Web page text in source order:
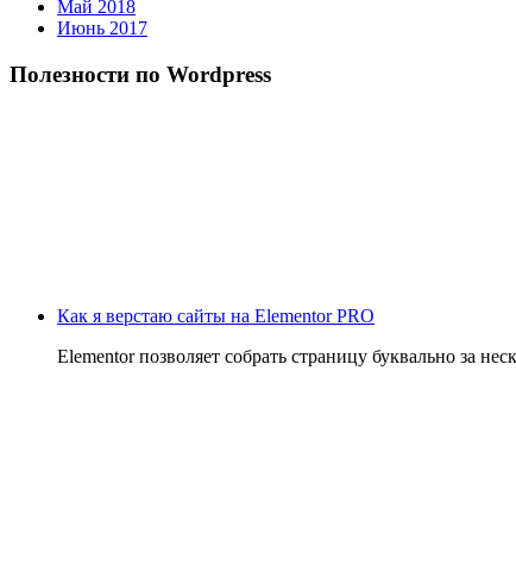
Май 2018
Июнь 2017
Полезности по Wordpress
Как я верстаю сайты на Elementor PRO
Elementor позволяет собрать страницу буквально за